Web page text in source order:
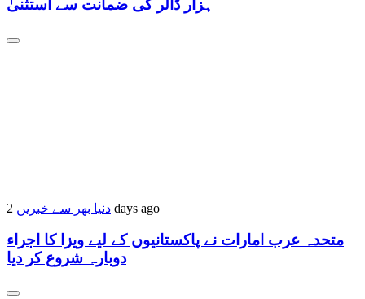
ہزار ڈالر کی ضمانت سے استثنیٰ
دنیا بھر سے خبریں 2 days ago
متحدہ عرب امارات نے پاکستانیوں کے لیے ویزا کا اجراء
دوبارہ شروع کر دیا